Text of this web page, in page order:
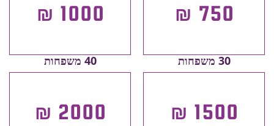
750 ₪
30 משפחות
1000 ₪
40 משפחות
1500 ₪
2000 ₪